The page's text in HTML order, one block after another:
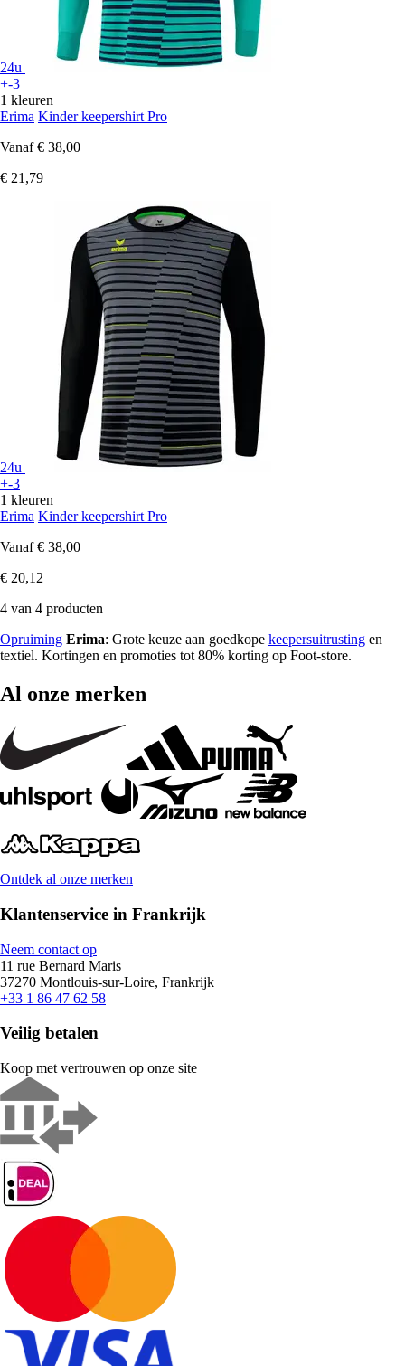
24u
+-3
1 kleuren
Erima Kinder keepershirt Pro
Vanaf € 38,00
€ 21,79
24u
+-3
1 kleuren
Erima Kinder keepershirt Pro
Vanaf € 38,00
€ 20,12
4 van 4 producten
Opruiming Erima: Grote keuze aan goedkope keepersuitrusting en
textiel. Kortingen en promoties tot 80% korting op Foot-store.
Al onze merken
Ontdek al onze merken
Klantenservice in Frankrijk
Neem contact op
11 rue Bernard Maris
37270 Montlouis-sur-Loire, Frankrijk
+33 1 86 47 62 58
Veilig betalen
Koop met vertrouwen op onze site